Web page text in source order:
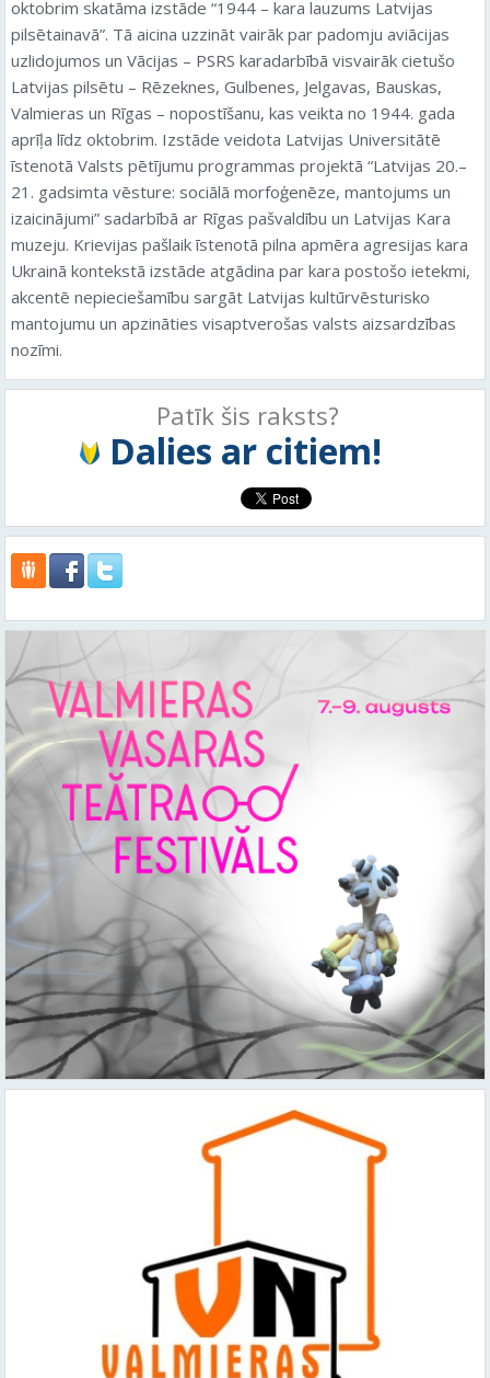
oktobrim skatāma izstāde “1944 – kara lauzums Latvijas
pilsētainavā”. Tā aicina uzzināt vairāk par padomju aviācijas
uzlidojumos un Vācijas – PSRS karadarbībā visvairāk cietušo
Latvijas pilsētu – Rēzeknes, Gulbenes, Jelgavas, Bauskas,
Valmieras un Rīgas – nopostīšanu, kas veikta no 1944. gada
aprīļa līdz oktobrim. Izstāde veidota Latvijas Universitātē
īstenotā Valsts pētījumu programmas projektā “Latvijas 20.–
21. gadsimta vēsture: sociālā morfoģenēze, mantojums un
izaicinājumi” sadarbībā ar Rīgas pašvaldību un Latvijas Kara
muzeju. Krievijas pašlaik īstenotā pilna apmēra agresijas kara
Ukrainā kontekstā izstāde atgādina par kara postošo ietekmi,
akcentē nepieciešamību sargāt Latvijas kultūrvēsturisko
mantojumu un apzināties visaptverošas valsts aizsardzības
nozīmi.
Patīk šis raksts?
Dalies ar citiem!